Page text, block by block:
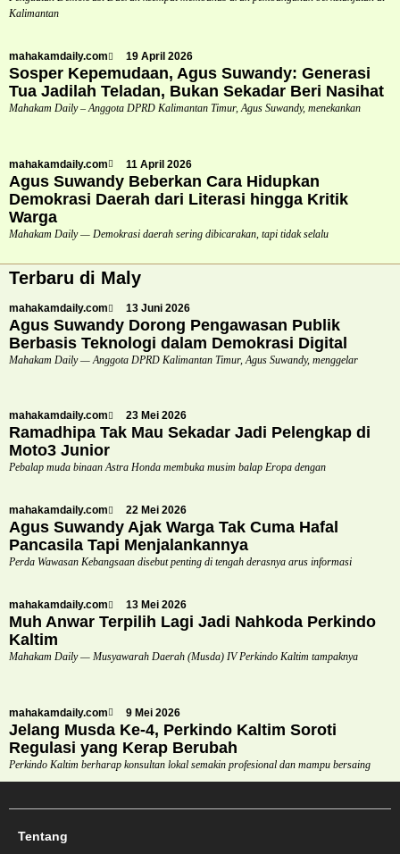
Kalimantan
mahakamdaily.com 19 April 2026
Sosper Kepemudaan, Agus Suwandy: Generasi
Tua Jadilah Teladan, Bukan Sekadar Beri Nasihat
Mahakam Daily – Anggota DPRD Kalimantan Timur, Agus Suwandy, menekankan
mahakamdaily.com 11 April 2026
Agus Suwandy Beberkan Cara Hidupkan
Demokrasi Daerah dari Literasi hingga Kritik
Warga
Mahakam Daily — Demokrasi daerah sering dibicarakan, tapi tidak selalu
Terbaru di Maly
mahakamdaily.com 13 Juni 2026
Agus Suwandy Dorong Pengawasan Publik
Berbasis Teknologi dalam Demokrasi Digital
Mahakam Daily — Anggota DPRD Kalimantan Timur, Agus Suwandy, menggelar
mahakamdaily.com 23 Mei 2026
Ramadhipa Tak Mau Sekadar Jadi Pelengkap di
Moto3 Junior
Pebalap muda binaan Astra Honda membuka musim balap Eropa dengan
mahakamdaily.com 22 Mei 2026
Agus Suwandy Ajak Warga Tak Cuma Hafal
Pancasila Tapi Menjalankannya
Perda Wawasan Kebangsaan disebut penting di tengah derasnya arus informasi
mahakamdaily.com 13 Mei 2026
Muh Anwar Terpilih Lagi Jadi Nahkoda Perkindo
Kaltim
Mahakam Daily — Musyawarah Daerah (Musda) IV Perkindo Kaltim tampaknya
mahakamdaily.com 9 Mei 2026
Jelang Musda Ke-4, Perkindo Kaltim Soroti
Regulasi yang Kerap Berubah
Perkindo Kaltim berharap konsultan lokal semakin profesional dan mampu bersaing
Tentang